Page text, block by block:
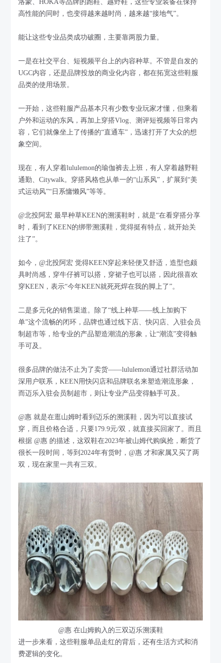
洛蒙、HOKA等品牌的跑鞋、越野鞋，这些专业装备在保持
高性能的同时，也变得越来越时尚，越来越“接地气”。
能让这些专业品类成功破圈，主要靠两股力量。
一是在社交平台、短视频平台上的内容种草。不管是自发的
UGC内容，还是品牌投放的商业化内容，都在拓宽这些鞋服
品类的使用场景。
一开始，这些鞋服产品基本只有少数专业玩家才懂，但乘着
户外和运动的东风，再加上穿搭Vlog、测评短视频等日常内
容，它们就像坐上了传播的“直通车”，迅速打开了大众的想
象空间。
现在，有人穿着lululemon的瑜伽裤去上班，有人穿着越野鞋
通勤、Citywalk。穿搭风格也从单一的“山系风”，扩展到“美
式运动风”“日系慵懒风”等等。
@北投阿宏 最早种草KEEN的溯溪鞋时，就是“在看穿搭分享
时，看到了KEEN的绑带溯溪鞋，觉得挺有特点，就开始关
注了”。
如今，@北投阿宏 觉得KEEN穿起来轻便又舒适，造型也颇
具时尚感，穿牛仔裤可以搭，穿裙子也可以搭，因此很喜欢
穿KEEN，表示“今年KEEN就死死焊在我的脚上了”。
二是多元化的销售渠道。除了“线上种草——线上加购下
单”这个流畅的闭环，品牌也通过线下店、快闪店、入驻会员
制超市等，给专业的产品塑造潮流的形象，让“潮流”变得触
手可及。
很多品牌的做法不止为了卖货——lululemon通过社群活动加
深用户联系，KEEN用快闪店和品牌联名来塑造潮流形象，
而迈乐入驻会员制超市，则让专业产品变得触手可及。
@惠 就是在逛山姆时看到迈乐的溯溪鞋，因为可以直接试
穿，而且价格合适，只要179.9元/双，就直接买回家了。而且
根据 @惠 的描述，这双鞋在2023年被山姆代购疯抢，断货了
很长一段时间，等到2024年有货时，@惠 才和家属又买了两
双，现在家里一共有三双。
@惠 在山姆购入的三双迈乐溯溪鞋
进一步来看，这些鞋服单品走红的背后，还有生活方式和消
费逻辑的变化。